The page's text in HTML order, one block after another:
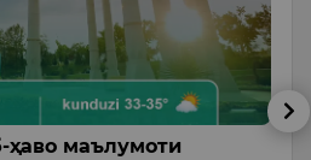
ҳаво маълумоти